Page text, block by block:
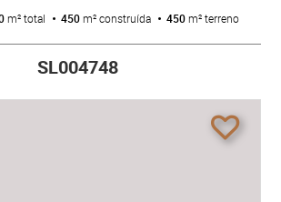
m² total 450m² construída 450m² terreno
SL004748